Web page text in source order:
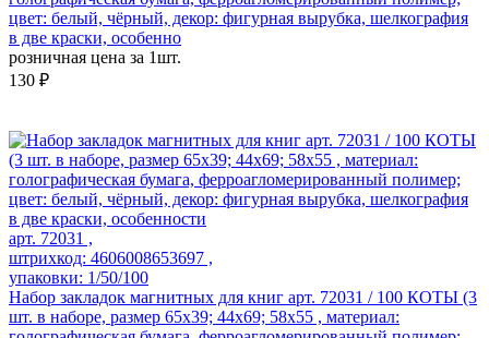
цвет: белый, чёрный, декор: фигурная вырубка, шелкография
в две краски, особенно
розничная цена за 1шт.
130 ₽
арт. 72031 ,
штрихкод: 4606008653697 ,
упаковки: 1/50/100
Набор закладок магнитных для книг арт. 72031 / 100 КОТЫ (3
шт. в наборе, размер 65x39; 44x69; 58x55 , материал: